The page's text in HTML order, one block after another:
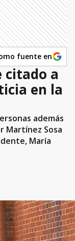
fuente en
citado a
en la
además
Martínez Sosa
María